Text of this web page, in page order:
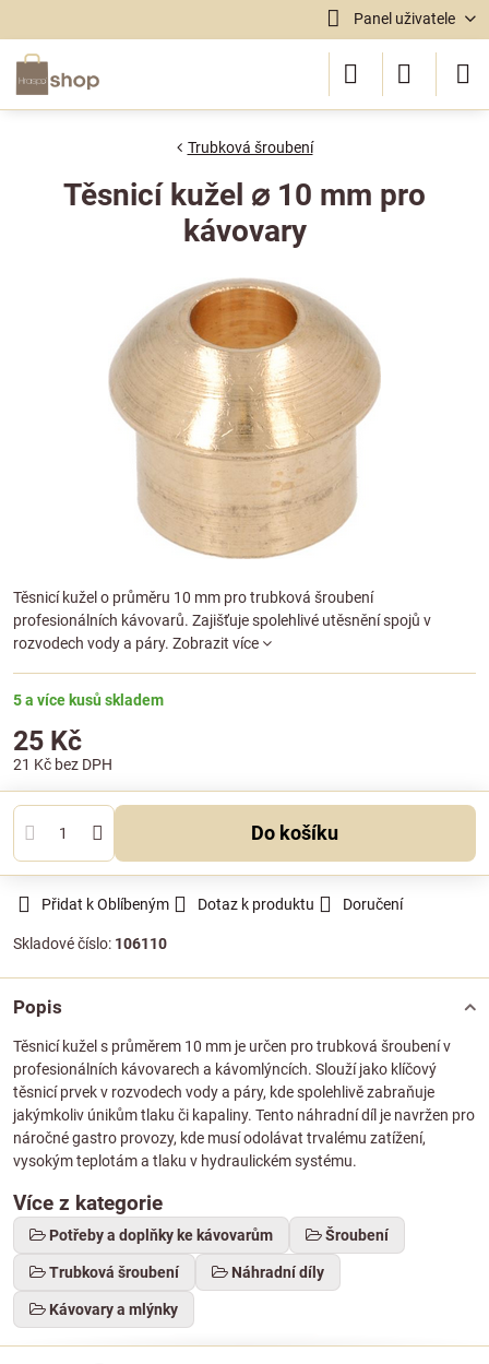
Panel uživatele
Trubková šroubení
Těsnicí kužel ⌀ 10 mm pro
kávovary
Těsnicí kužel o průměru 10 mm pro trubková šroubení
profesionálních kávovarů. Zajišťuje spolehlivé utěsnění spojů v
rozvodech vody a páry. Zobrazit více
5 a více kusů skladem
25 Kč
21 Kč bez DPH
Do košíku
Přidat k Oblíbeným Dotaz k produktu Doručení
Skladové číslo: 106110
Popis
Těsnicí kužel s průměrem 10 mm je určen pro trubková šroubení v
profesionálních kávovarech a kávomlýncích. Slouží jako klíčový
těsnicí prvek v rozvodech vody a páry, kde spolehlivě zabraňuje
jakýmkoliv únikům tlaku či kapaliny. Tento náhradní díl je navržen pro
náročné gastro provozy, kde musí odolávat trvalému zatížení,
vysokým teplotám a tlaku v hydraulickém systému.
Více z kategorie
Potřeby a doplňky ke kávovarům Šroubení
Trubková šroubení Náhradní díly
Kávovary a mlýnky